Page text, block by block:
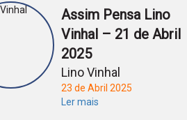
Assim Pensa Lino
Vinhal – 21 de Abril
2025
Lino Vinhal
23 de Abril 2025
Ler mais